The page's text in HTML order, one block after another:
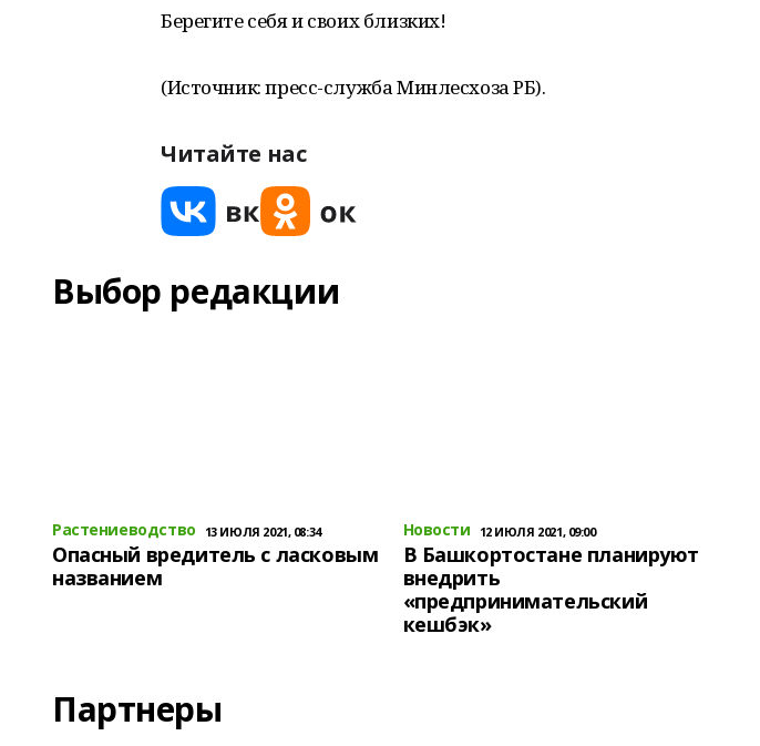
Берегите себя и своих близких!
(Источник: пресс-служба Минлесхоза РБ).
Читайте нас
Выбор редакции
Растениеводство 13 ИЮЛЯ 2021, 08:34
Опасный вредитель с ласковым
названием
Новости 12 ИЮЛЯ 2021, 09:00
В Башкортостане планируют
внедрить
«предпринимательский
кешбэк»
Партнеры